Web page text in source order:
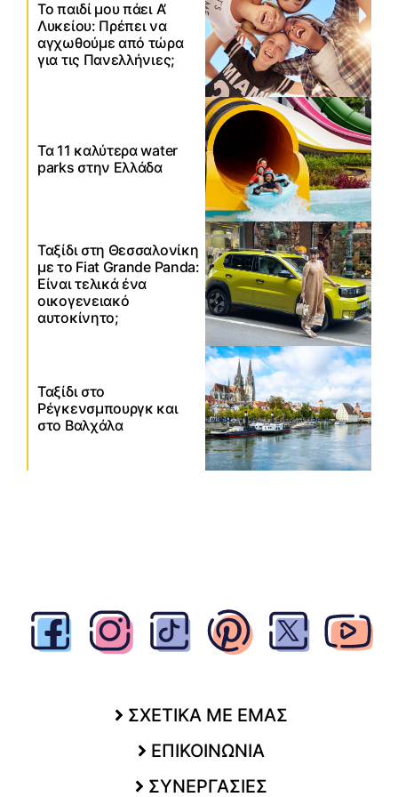
Το παιδί μου πάει Α’
Λυκείου: Πρέπει να
αγχωθούμε από τώρα
για τις Πανελλήνιες;
Τα 11 καλύτερα water
parks στην Ελλάδα
Ταξίδι στη Θεσσαλονίκη
με το Fiat Grande Panda:
Είναι τελικά ένα
οικογενειακό
αυτοκίνητο;
Ταξίδι στο
Ρέγκενσμπουργκ και
στο Βαλχάλα
ΣΧΕΤΙΚΑ ΜΕ ΕΜΑΣ
ΕΠΙΚΟΙΝΩΝΙΑ
ΣΥΝΕΡΓΑΣΙΕΣ